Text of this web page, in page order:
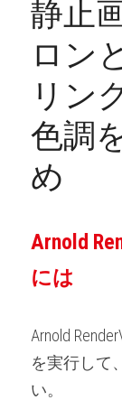
静止
ロン
リン
色調
め
Arnold
には
Arnold
を実行して
い。